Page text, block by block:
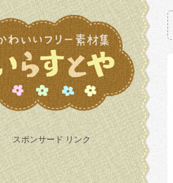
スポンサード リンク